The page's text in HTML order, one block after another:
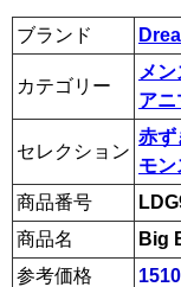
ブランド
カテゴリー
メン
アニ
セレクション
赤ず
モン
商品番号
商品名
Big
参考価格